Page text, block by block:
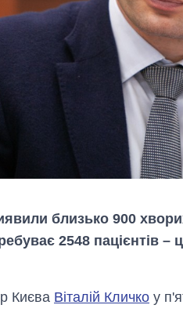
близько 900
2548 пацієнтів –
Києва Віталій Кличко у